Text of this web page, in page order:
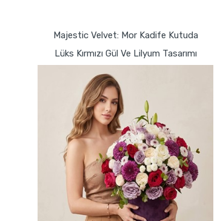
Majestic Velvet: Mor Kadife Kutuda
Lüks Kırmızı Gül Ve Lilyum Tasarımı